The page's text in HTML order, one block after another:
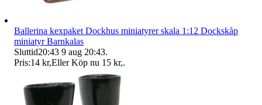
Ballerina kexpaket Dockhus miniatyrer skala 1:12 Dockskåp
miniatyr Barnkalas
Sluttid20:43 9 aug 20:43.
Pris:14 kr,Eller Köp nu 15 kr,.